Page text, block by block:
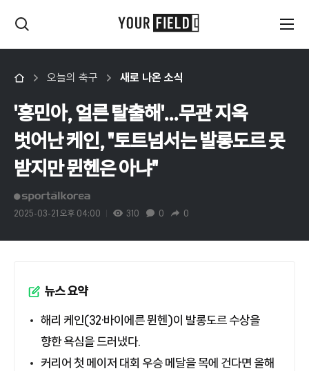
오늘의 축구 새로 나온 소식
'흥민아, 얼른 탈출해'…무관 지옥
벗어난 케인, "토트넘서는 발롱도르 못
받지만 뮌헨은 아냐"
2025-03-21 오후 04:00 310 0 0
뉴스 요약
해리 케인(32·바이에른 뮌헨)이 발롱도르 수상을
향한 욕심을 드러냈다.
커리어 첫 메이저 대회 우승 메달을 목에 건다면 올해